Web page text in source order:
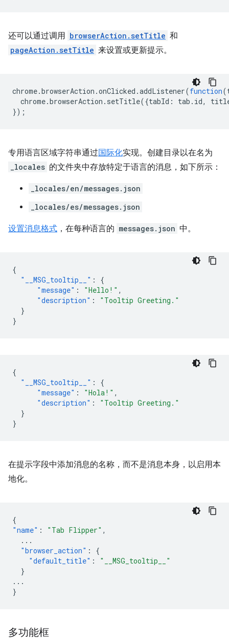
还可以通过调用 browserAction.setTitle 和
pageAction.setTitle 来设置或更新提示。
chrome.browserAction .onClicked .addListener(function(
chrome.browserAction . setTitle({tabId : tab . id,
});
专用语言区域字符串通过国际化实现。创建目录以在名为
_locales 的文件夹中存放特定于语言的消息，如下所示：
_locales/en/messages.json
_locales/es/messages.json
设置消息格式 ，在每种语言的 messages.json 中。
{
"__MSG_tooltip__" :
{
"message" : "Hello!" ,
"description" :
"Tooltip Greeting."
}
}
{
"__MSG_tooltip__" :
{
"message" : "Hola!" ,
"description" :
"Tooltip Greeting."
}
}
在提示字段中添加消息的名称，而不是消息本身，以启用本
地化。
{
"name" : "Tab Flipper" ,
...
"browser_action" :
{
"default_title" :
"__MSG_tooltip__"
}
...
}
多功能框